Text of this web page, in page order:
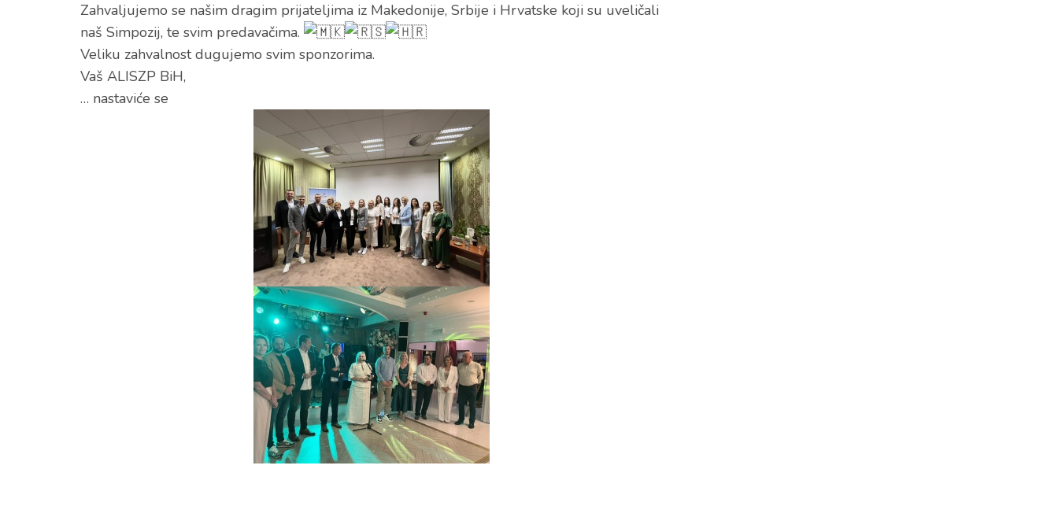
Zahvaljujemo se našim dragim prijateljima iz Makedonije, Srbije i Hrvatske koji su uveličali
naš Simpozij, te svim predavačima.
Veliku zahvalnost dugujemo svim sponzorima.
Vaš ALISZP BiH,
… nastaviće se